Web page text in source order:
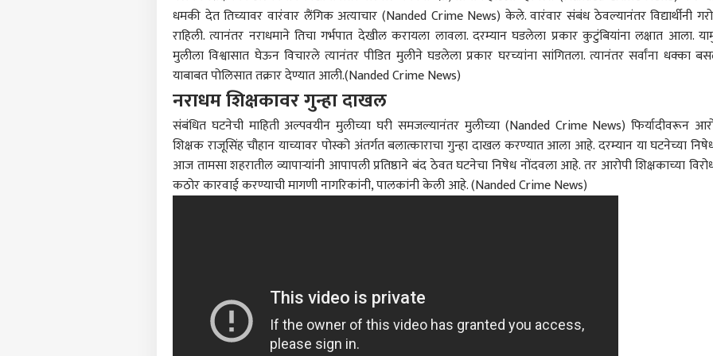
धमकी देत तिच्यावर वारंवार लैंगिक अत्याचार (Nanded Crime News) केले. वारंवार संबंध ठेवल्यानंतर विद्यार्थीनी
राहिली. त्यानंतर नराधमाने तिचा गर्भपात देखील करायला लावला. दरम्यान घडलेला प्रकार कुटुंबियांना लक्षात आला.
मुलीला विश्वासात घेऊन विचारले त्यानंतर पीडित मुलीने घडलेला प्रकार घरच्यांना सांगितला. त्यानंतर सर्वांना धक्का
याबाबत पोलिसात तक्रार देण्यात आली.(Nanded Crime News)
नराधम शिक्षकावर गुन्हा दाखल
संबंधित घटनेची माहिती अल्पवयीन मुलीच्या घरी समजल्यानंतर मुलीच्या (Nanded Crime News) फिर्यादीवरून
शिक्षक राजूसिंह चौहान याच्यावर पोस्को अंतर्गत बलात्काराचा गुन्हा दाखल करण्यात आला आहे. दरम्यान या घटनेच्या
आज तामसा शहरातील व्यापाऱ्यांनी आपापली प्रतिष्ठाने बंद ठेवत घटनेचा निषेध नोंदवला आहे. तर आरोपी शिक्षकाच्या
कठोर कारवाई करण्याची मागणी नागरिकांनी, पालकांनी केली आहे. (Nanded Crime News)
हॅलो गेस्ट
आमच्याबद्दल
पर्सनल कॉर्नर
टॉप आर्टिकल टॉप रील्स
राजकारण
इथेनॉल, पेपरफुटीविरोधात
बोलणाऱ्यांची खाती बंद
करण्यासाठी सरकारचा
मेटावर दबाव, मेटाने असली
बदमाशी करत मोदींसमोर
राजकारण
इन्स्टावर 'आस्क मी एनीथिंग'
सेशन सुरू, म्हणाले, तुम्ही मला
राजकारण
आयोगाला ते कुठून मिळाले?
असं कसं करू शकतो?
राजकारण भारत राजकारण